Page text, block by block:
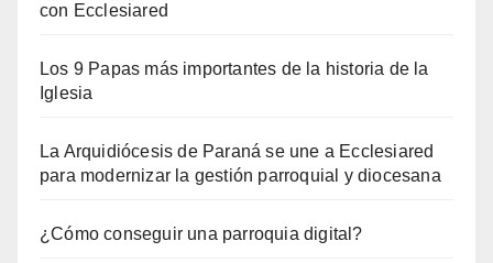
con Ecclesiared
Los 9 Papas más importantes de la historia de la
Iglesia
La Arquidiócesis de Paraná se une a Ecclesiared
para modernizar la gestión parroquial y diocesana
¿Cómo conseguir una parroquia digital?